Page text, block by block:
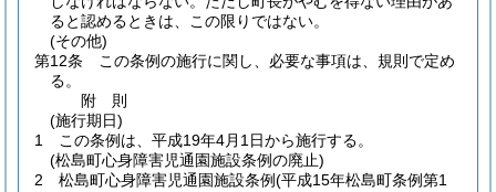
ると認めるときは、この限りではない。
(その他)
第12条
この条例の施行に関し、必要な事項は、規則で定め
る。
附 則
(施行期日)
1
この条例は、平成19年4月1日から施行する。
(松島町心身障害児通園施設条例の廃止)
2
松島町心身障害児通園施設条例(平成15年松島町条例第1